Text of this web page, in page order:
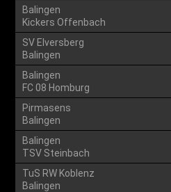
Balingen
Kickers Offenbach
SV Elversberg
Balingen
Balingen
FC 08 Homburg
Pirmasens
Balingen
Balingen
TSV Steinbach
TuS RW Koblenz
Balingen